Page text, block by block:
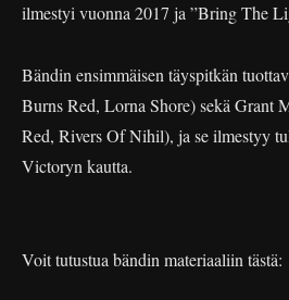
ilmestyi vuonna 2017 ja ”Bring The
Bändin ensimmäisen täyspitkän
Burns Red, Lorna Shore) sekä Grant
Red, Rivers Of Nihil), ja se ilmestyy
Victoryn kautta.
Voit tutustua bändin materiaaliin tästä: